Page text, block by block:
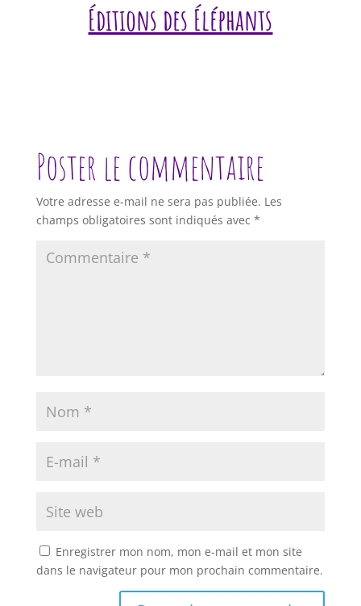
Éditions des Éléphants
Poster le commentaire
Votre adresse e-mail ne sera pas publiée. Les
champs obligatoires sont indiqués avec *
Enregistrer mon nom, mon e-mail et mon site
dans le navigateur pour mon prochain commentaire.